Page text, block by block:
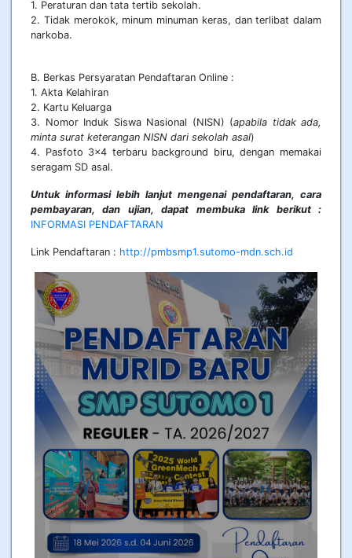
1. Peraturan dan tata tertib sekolah.
2. Tidak merokok, minum minuman keras, dan terlibat dalam
narkoba.
B. Berkas Persyaratan Pendaftaran Online :
1. Akta Kelahiran
2. Kartu Keluarga
3. Nomor Induk Siswa Nasional (NISN) (apabila tidak ada,
minta surat keterangan NISN dari sekolah asal)
4. Pasfoto 3x4 terbaru background biru, dengan memakai
seragam SD asal.
Untuk informasi lebih lanjut mengenai pendaftaran, cara
pembayaran, dan ujian, dapat membuka link berikut :
INFORMASI PENDAFTARAN
Link Pendaftaran : http://pmbsmp1.sutomo-mdn.sch.id